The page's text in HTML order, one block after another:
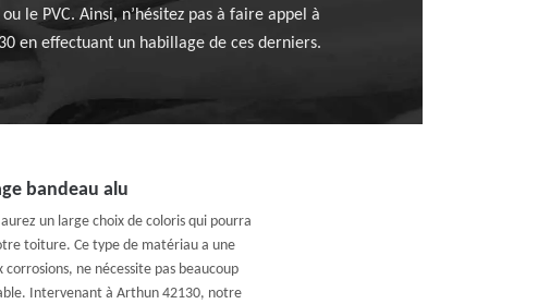
le PVC. Ainsi, n’hésitez pas à faire appel à
en effectuant un habillage de ces derniers.
bandeau alu
un large choix de coloris qui pourra
toiture. Ce type de matériau a une
ne nécessite pas beaucoup
Intervenant à Arthun 42130, notre